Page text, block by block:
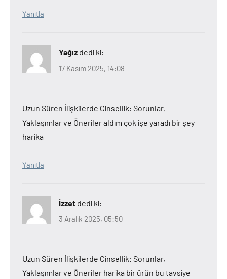
Yanıtla
Yağız dedi ki:
17 Kasım 2025, 14:08
Uzun Süren İlişkilerde Cinsellik: Sorunlar,
Yaklaşımlar ve Öneriler aldım çok işe yaradı bir şey
harika
Yanıtla
İzzet dedi ki:
3 Aralık 2025, 05:50
Uzun Süren İlişkilerde Cinsellik: Sorunlar,
Yaklaşımlar ve Öneriler harika bir ürün bu tavsiye